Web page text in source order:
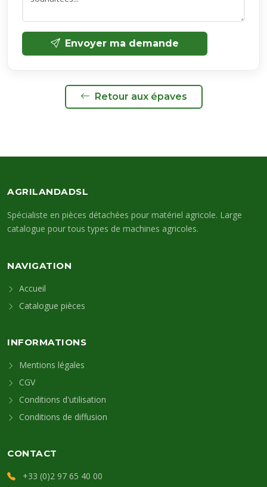
Envoyer ma demande
Retour aux épaves
AGRILANDADSL
Spécialiste en pièces détachées pour matériel agricole. Large
catalogue pour tous types de machines agricoles.
NAVIGATION
Accueil
Catalogue pièces
INFORMATIONS
Mentions légales
CGV
Conditions d'utilisation
Conditions de diffusion
CONTACT
+33 (0)2 97 65 40 00